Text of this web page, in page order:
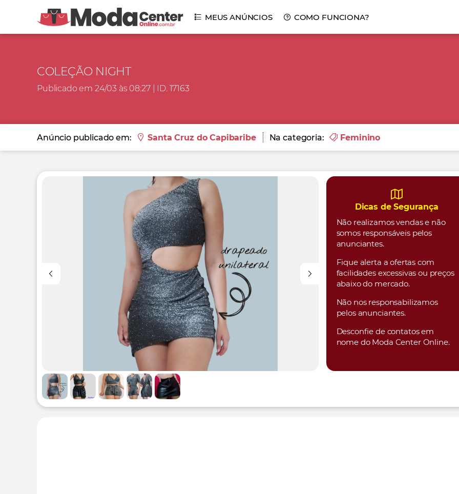
MEUS ANÚNCIOS COMO FUNCIONA?
COLEÇÃO NIGHT
Publicado em 24/03 às 08:27 | ID. 17163
Anúncio publicado em: Santa Cruz do Capibaribe Na categoria: Feminino
Dicas de Segurança
Não realizamos vendas e não
somos responsáveis pelos
anunciantes.
Fique alerta a ofertas com
facilidades excessivas ou preços
abaixo do mercado.
Não nos responsabilizamos
pelos anunciantes.
Desconfie de contatos em
nome do Moda Center Online.